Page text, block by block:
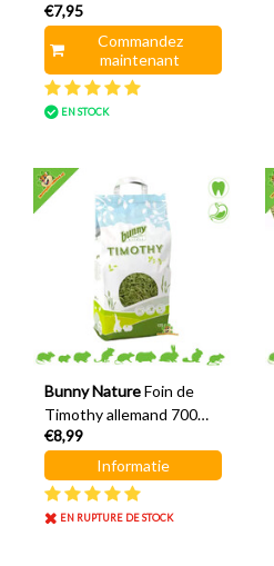
essentiels 500 grammes
€7,95
Commandez
maintenant
EN STOCK
Bunny Nature Foin de
Timothy allemand 700
grammes
€8,99
Informatie
EN RUPTURE DE STOCK